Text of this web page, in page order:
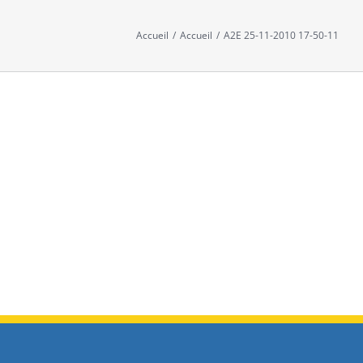
Accueil / Accueil / A2E 25-11-2010 17-50-11